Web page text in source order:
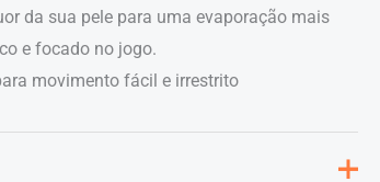
da sua pele para uma evaporação mais
e focado no jogo.
movimento fácil e irrestrito